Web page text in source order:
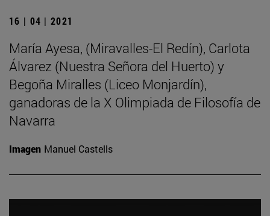
16 | 04 | 2021
María Ayesa, (Miravalles-El Redín), Carlota
Álvarez (Nuestra Señora del Huerto) y
Begoña Miralles (Liceo Monjardín),
ganadoras de la X Olimpiada de Filosofía de
Navarra
Imagen Manuel Castells